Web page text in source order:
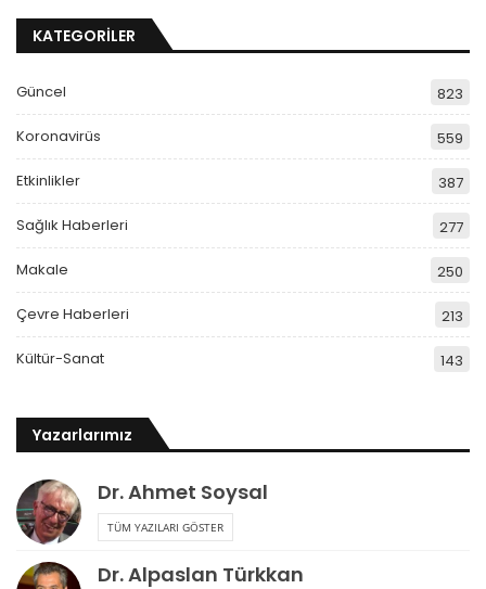
KATEGORİLER
Güncel 823
Koronavirüs 559
Etkinlikler 387
Sağlık Haberleri 277
Makale 250
Çevre Haberleri 213
Kültür-Sanat 143
Yazarlarımız
Dr. Ahmet Soysal
TÜM YAZILARI GÖSTER
Dr. Alpaslan Türkkan